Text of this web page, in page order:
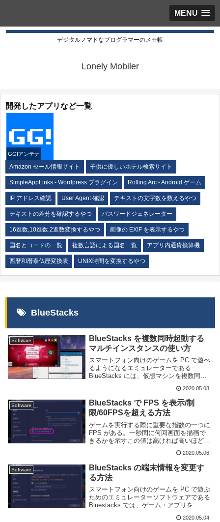
MENU
デジタルノマドなプログラマーのメモ帳
Lonely Mobiler
開発したアプリなど一覧
GG!アンテナ
Amazon セール情報サイト 子供に優しいホテル検索サイト
SimpleAppLinks - Wordpress プラグイン Rolling Arc - Android ゲーム
IP アドレス確認 User Agent 確認 テキストの文字数を数えるやつ
テキストの差分を確認するやつ パスワードジェネレーター
16進数,10進数,2進数変換するやつ 画像の EXIF を表示するやつ
国名とコードの一覧 複数言語による国名一覧 アプリ内通貨換算機
西暦和暦泰仏歴変換表 UNIX時間を変換するやつ
BlueStacks
Software
BlueStacks を複数同時起動する
マルチインスタンスの使い方
スマートフォン向けのゲームを PC で遊べ
るようになるエミュレーターである
BlueStacks には、仮想マシンを複数同時
機能が備わっている。これを利用すれば複
数のゲームを同時に実行したり、一つのゲ
ー...
2020.05.08
Software
BlueStacks で FPS を表示/制
限/60FPSを超える方法
ゲームを実行する際に重要な指数の一つに
FPS がある。一秒間に何回画面を描画で
きるかを示すこの値は高ければ高いほど画
ームプレイにとって重要となる。スマート
フォン向けのゲームを PC で遊ぶためのエ
ミュ...
2020.05.06
Software
BlueStacks の端末情報を変更す
る方法
スマートフォン向けのゲームを PC で遊ぶ
ためのエミュレーターソフトウェアである
Bluestacks では、ゲーム・アプリを
2020.05.04